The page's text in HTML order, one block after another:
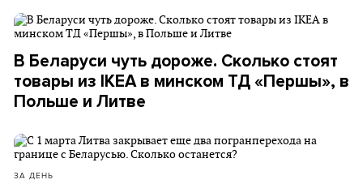
В Беларуси чуть дороже. Сколько стоят
товары из IKEA в минском ТД «Першы», в
Польше и Литве
ЗА ДЕНЬ